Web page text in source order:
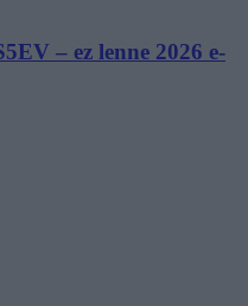
– ez lenne 2026 e-